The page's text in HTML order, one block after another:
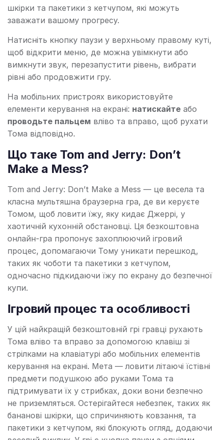
шкірки та пакетики з кетчупом, які можуть
заважати вашому прогресу.
Натисніть кнопку паузи у верхньому правому куті,
щоб відкрити меню, де можна увімкнути або
вимкнути звук, перезапустити рівень, вибрати
рівні або продовжити гру.
На мобільних пристроях використовуйте
елементи керування на екрані: натискайте або
проводьте пальцем вліво та вправо, щоб рухати
Тома відповідно.
Що таке Tom and Jerry: Don’t
Make a Mess?
Tom and Jerry: Don’t Make a Mess — це весела та
класна мультяшна браузерна гра, де ви керуєте
Томом, щоб ловити їжу, яку кидає Джеррі, у
хаотичній кухонній обстановці. Ця безкоштовна
онлайн-гра пропонує захоплюючий ігровий
процес, допомагаючи Тому уникати перешкод,
таких як чоботи та пакетики з кетчупом,
одночасно підкидаючи їжу по екрану до безпечної
купи.
Ігровий процес та особливості
У цій найкращій безкоштовній грі гравці рухають
Тома вліво та вправо за допомогою клавіш зі
стрілками на клавіатурі або мобільних елементів
керування на екрані. Мета — ловити літаючі їстівні
предмети подушкою або руками Тома та
підтримувати їх у стрибках, доки вони безпечно
не приземляться. Остерігайтеся небезпек, таких як
бананові шкірки, що спричиняють ковзання, та
пакетики з кетчупом, які блокують огляд, додаючи